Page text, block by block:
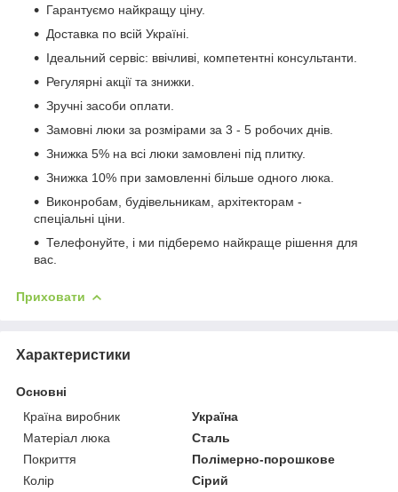
Гарантуємо найкращу ціну.
Доставка по всій Україні.
Ідеальний сервіс: ввічливі, компетентні консультанти.
Регулярні акції та знижки.
Зручні засоби оплати.
Замовні люки за розмірами за 3 - 5 робочих днів.
Знижка 5% на всі люки замовлені під плитку.
Знижка 10% при замовленні більше одного люка.
Виконробам, будівельникам, архітекторам -
спеціальні ціни.
Телефонуйте, і ми підберемо найкраще рішення для
вас.
Приховати
Характеристики
Основні
Країна виробник
Україна
Матеріал люка
Сталь
Покриття
Полімерно-порошкове
Колір
Сірий